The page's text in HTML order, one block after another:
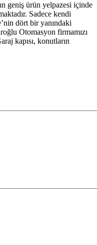
geniş ürün yelpazesi içinde
Sadece kendi
dört bir yanındaki
Otomasyon firmamızı
kapısı, konutların